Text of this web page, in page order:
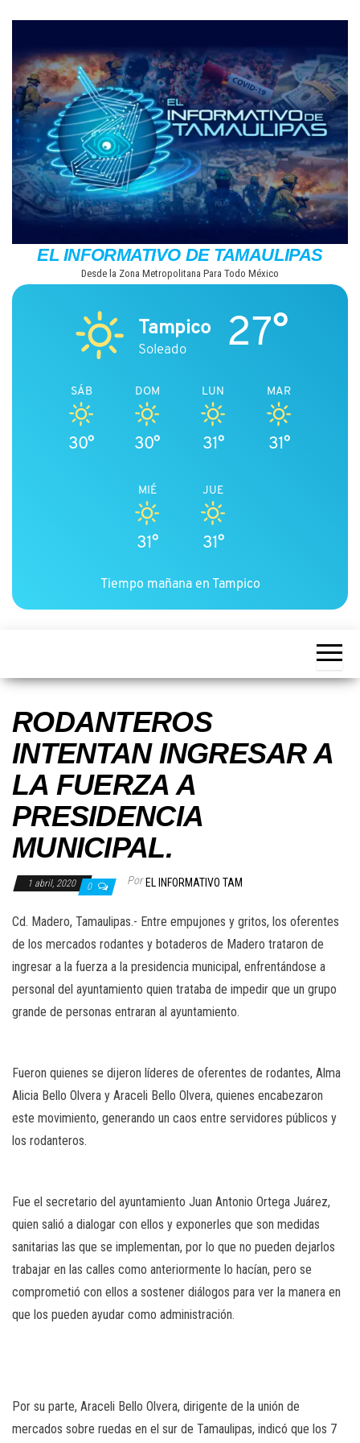
contenido
EL INFORMATIVO DE TAMAULIPAS
Desde la Zona Metropolitana Para Todo México
Tampico
Soleado 27°
SÁB
30°
DOM
30°
LUN
31°
MAR
31°
MIÉ
31°
JUE
31°
Tiempo mañana en Tampico
RODANTEROS
INTENTAN INGRESAR A
LA FUERZA A
PRESIDENCIA
MUNICIPAL.
1 abril, 2020 0 Por EL INFORMATIVO TAM
Cd. Madero, Tamaulipas.- Entre empujones y gritos, los oferentes
de los mercados rodantes y botaderos de Madero trataron de
ingresar a la fuerza a la presidencia municipal, enfrentándose a
personal del ayuntamiento quien trataba de impedir que un grupo
grande de personas entraran al ayuntamiento.
Fueron quienes se dijeron líderes de oferentes de rodantes, Alma
Alicia Bello Olvera y Araceli Bello Olvera, quienes encabezaron
este movimiento, generando un caos entre servidores públicos y
los rodanteros.
Fue el secretario del ayuntamiento Juan Antonio Ortega Juárez,
quien salió a dialogar con ellos y exponerles que son medidas
sanitarias las que se implementan, por lo que no pueden dejarlos
trabajar en las calles como anteriormente lo hacían, pero se
comprometió con ellos a sostener diálogos para ver la manera en
que los pueden ayudar como administración.
Por su parte, Araceli Bello Olvera, dirigente de la unión de
mercados sobre ruedas en el sur de Tamaulipas, indicó que los 7